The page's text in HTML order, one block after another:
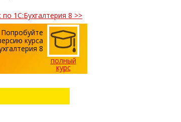
1С:Бухгалтерия 8 >>
полный
курс
Попробуйте
курса
8